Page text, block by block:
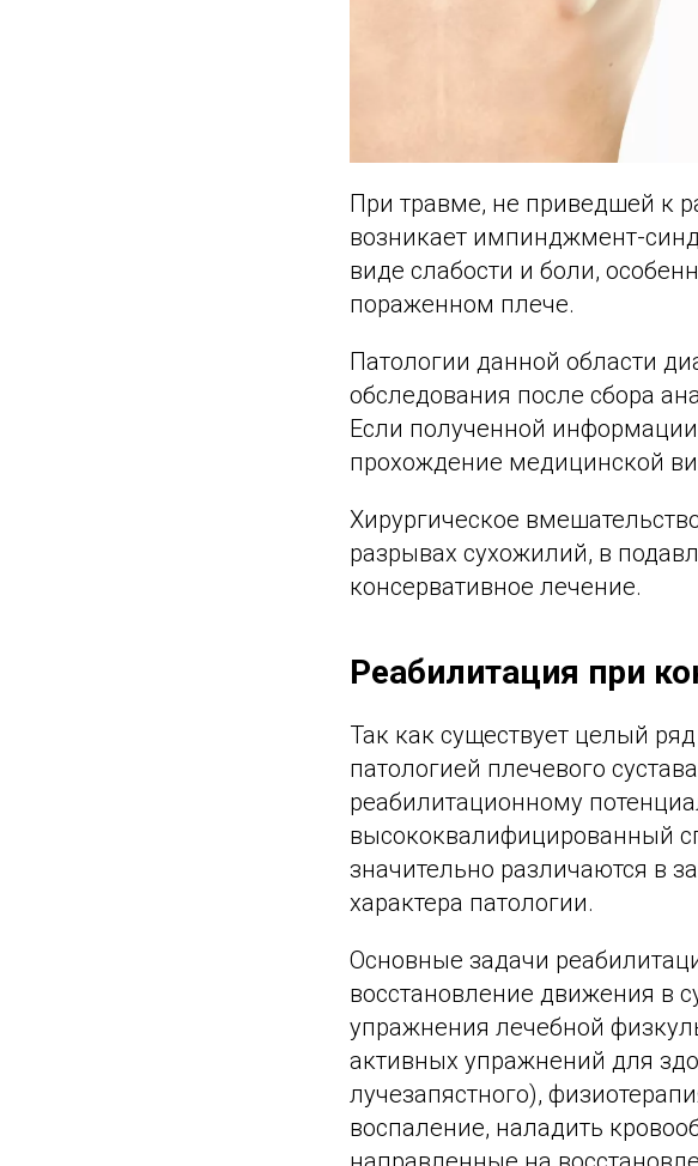
При травме, не приведшей к
возникает импинджмент-
виде слабости и боли,
пораженном плече.
Патологии данной области
обследования после сбора
Если полученной
прохождение медицинской
Хирургическое
разрывах сухожилий, в
консервативное лечение.
Реабилитация при
Так как существует целый
патологией плечевого
реабилитационному
высококвалифицированный
значительно различаются в
характера патологии.
Основные задачи
восстановление движения в
упражнения лечебной
активных упражнений для
лучезапястного),
воспаление, наладить